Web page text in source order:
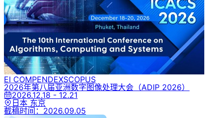
EI COMPENDEXSCOPUS
2026年第八届亚洲数字图像处理大会 （ADIP 2026）
2026.12.18 - 12.21
日本 东京
截稿时间： 2026.09.05